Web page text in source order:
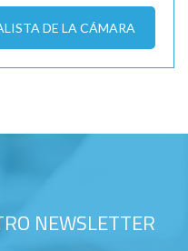
DE LA CÁMARA
NEWSLETTER